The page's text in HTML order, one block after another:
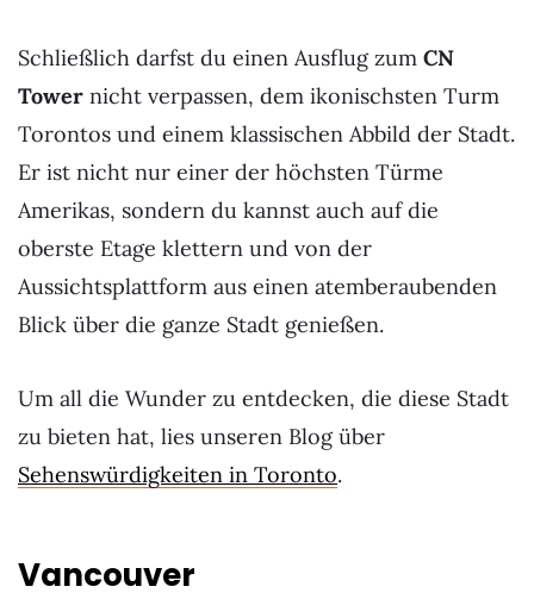
Schließlich darfst du einen Ausflug zum CN
Tower nicht verpassen, dem ikonischsten Turm
Torontos und einem klassischen Abbild der Stadt.
Er ist nicht nur einer der höchsten Türme
Amerikas, sondern du kannst auch auf die
oberste Etage klettern und von der
Aussichtsplattform aus einen atemberaubenden
Blick über die ganze Stadt genießen.
Um all die Wunder zu entdecken, die diese Stadt
zu bieten hat, lies unseren Blog über
Sehenswürdigkeiten in Toronto.
Vancouver